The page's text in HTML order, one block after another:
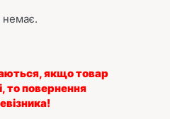
немає.
якщо товар
то повернення